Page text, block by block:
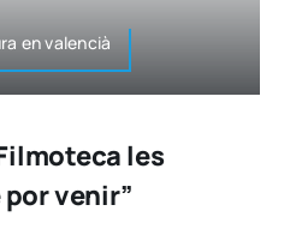
en valen­cià
les
venir”